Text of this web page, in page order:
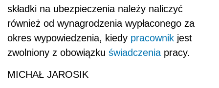
składki na ubezpieczenia należy naliczyć
również od wynagrodzenia wypłaconego za
okres wypowiedzenia, kiedy pracownik jest
zwolniony z obowiązku świadczenia pracy.
MICHAŁ JAROSIK